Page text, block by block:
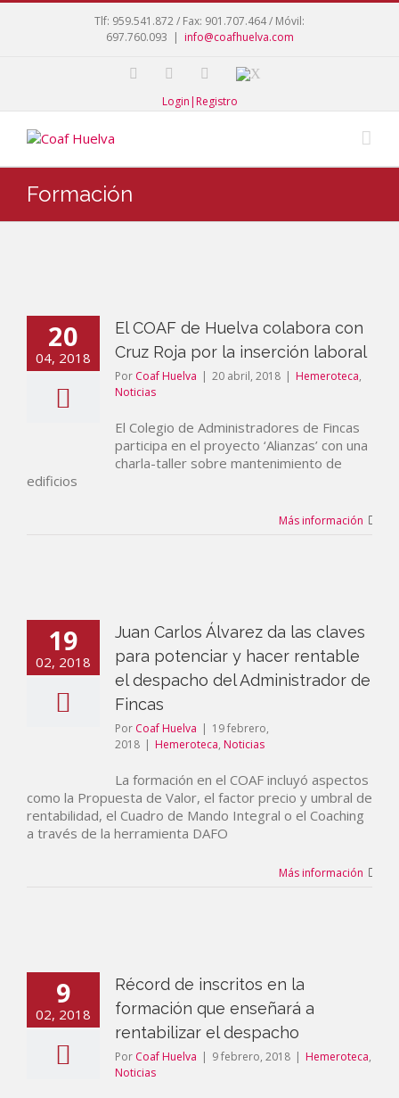
Tlf: 959.541.872 / Fax: 901.707.464 / Móvil:
697.760.093 | info@coafhuelva.com
Login|Registro
Formación
20
04, 2018
El COAF de Huelva colabora con
Cruz Roja por la inserción laboral
Por Coaf Huelva | 20 abril, 2018 | Hemeroteca,
Noticias
El Colegio de Administradores de Fincas
participa en el proyecto ‘Alianzas’ con una
charla-taller sobre mantenimiento de
edificios
Más información
19
02, 2018
Juan Carlos Álvarez da las claves
para potenciar y hacer rentable
el despacho del Administrador de
Fincas
Por Coaf Huelva | 19 febrero,
2018 | Hemeroteca, Noticias
La formación en el COAF incluyó aspectos
como la Propuesta de Valor, el factor precio y umbral de
rentabilidad, el Cuadro de Mando Integral o el Coaching
a través de la herramienta DAFO
Más información
9
02, 2018
Récord de inscritos en la
formación que enseñará a
rentabilizar el despacho
Por Coaf Huelva | 9 febrero, 2018 | Hemeroteca,
Noticias